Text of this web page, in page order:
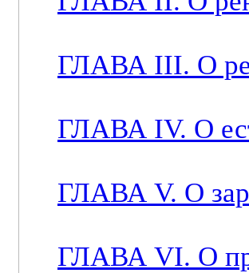
ГЛАВА III. О
ГЛАВА IV. О
ГЛАВА V. О
ГЛАВА VI. О